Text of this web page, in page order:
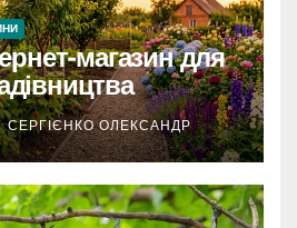
магазин для
СЕРГІЄНКО ОЛЕКСАНДР